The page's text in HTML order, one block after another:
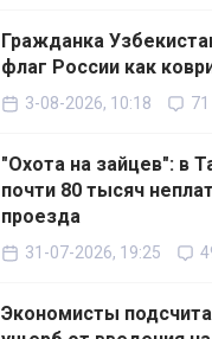
Гражданка
флаг России как
3-08-2026, 10:18 71
"Охота на зайцев": в
почти 80 тысяч
проезда
31-07-2026, 19:25
Экономисты